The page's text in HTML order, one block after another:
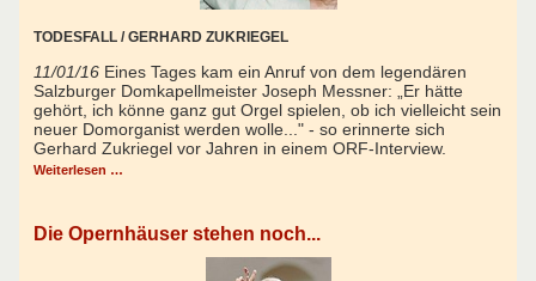
TODESFALL / GERHARD ZUKRIEGEL
11/01/16 Eines Tages kam ein Anruf von dem legendären
Salzburger Domkapellmeister Joseph Messner: „Er hätte
gehört, ich könne ganz gut Orgel spielen, ob ich vielleicht sein
neuer Domorganist werden wolle..." - so erinnerte sich
Gerhard Zukriegel vor Jahren in einem ORF-Interview.
Weiterlesen …
Die Opernhäuser stehen noch...